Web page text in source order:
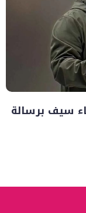
سيف برسالة